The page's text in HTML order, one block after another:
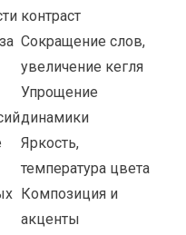
контраст
Сокращение слов,
увеличение кегля
Упрощение
динамики
Яркость,
температура цвета
Композиция и
акценты